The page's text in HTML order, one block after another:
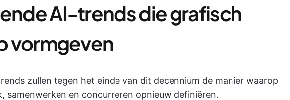
AI-trends die grafisch
vormgeven
zullen tegen het einde van dit decennium de manier waarop
samenwerken en concurreren opnieuw definiëren.